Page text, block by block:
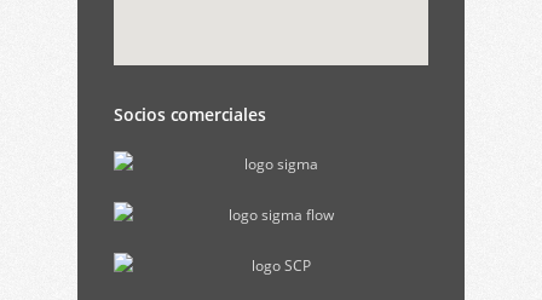
Socios comerciales